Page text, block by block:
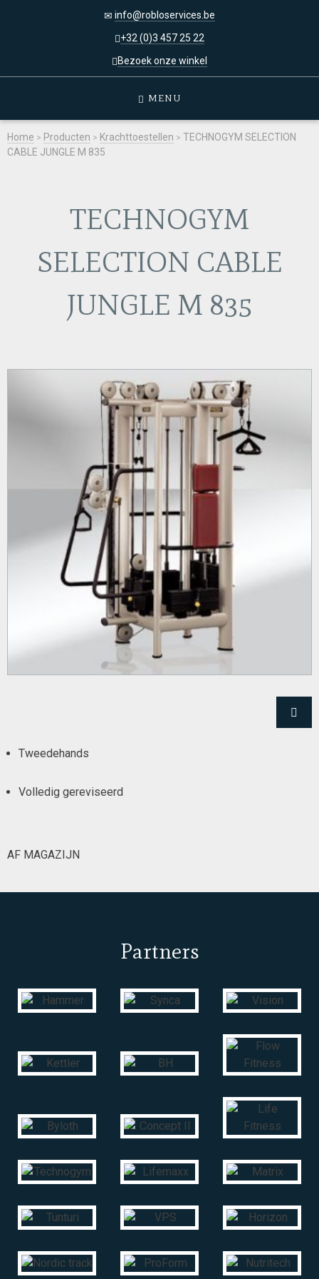
info@robloservices.be
+32 (0)3 457 25 22
Bezoek onze winkel
MENU
Home > Producten > Krachttoestellen > TECHNOGYM SELECTION
CABLE JUNGLE M 835
TECHNOGYM
SELECTION CABLE
JUNGLE M 835
Tweedehands
Volledig gereviseerd
AF MAGAZIJN
Partners